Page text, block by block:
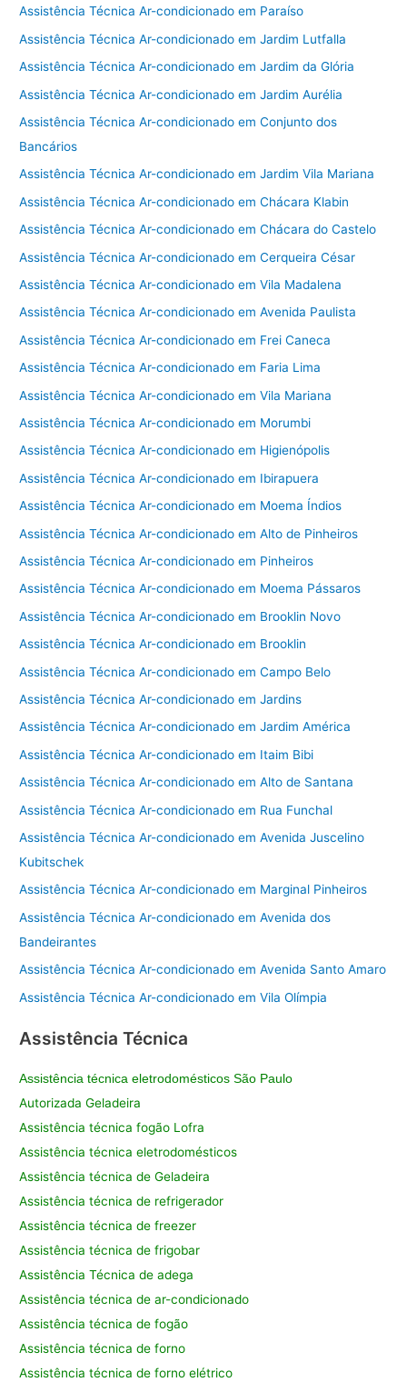
Assistência Técnica Ar-condicionado em Paraíso
Assistência Técnica Ar-condicionado em Jardim Lutfalla
Assistência Técnica Ar-condicionado em Jardim da Glória
Assistência Técnica Ar-condicionado em Jardim Aurélia
Assistência Técnica Ar-condicionado em Conjunto dos
Bancários
Assistência Técnica Ar-condicionado em Jardim Vila Mariana
Assistência Técnica Ar-condicionado em Chácara Klabin
Assistência Técnica Ar-condicionado em Chácara do Castelo
Assistência Técnica Ar-condicionado em Cerqueira César
Assistência Técnica Ar-condicionado em Vila Madalena
Assistência Técnica Ar-condicionado em Avenida Paulista
Assistência Técnica Ar-condicionado em Frei Caneca
Assistência Técnica Ar-condicionado em Faria Lima
Assistência Técnica Ar-condicionado em Vila Mariana
Assistência Técnica Ar-condicionado em Morumbi
Assistência Técnica Ar-condicionado em Higienópolis
Assistência Técnica Ar-condicionado em Ibirapuera
Assistência Técnica Ar-condicionado em Moema Índios
Assistência Técnica Ar-condicionado em Alto de Pinheiros
Assistência Técnica Ar-condicionado em Pinheiros
Assistência Técnica Ar-condicionado em Moema Pássaros
Assistência Técnica Ar-condicionado em Brooklin Novo
Assistência Técnica Ar-condicionado em Brooklin
Assistência Técnica Ar-condicionado em Campo Belo
Assistência Técnica Ar-condicionado em Jardins
Assistência Técnica Ar-condicionado em Jardim América
Assistência Técnica Ar-condicionado em Itaim Bibi
Assistência Técnica Ar-condicionado em Alto de Santana
Assistência Técnica Ar-condicionado em Rua Funchal
Assistência Técnica Ar-condicionado em Avenida Juscelino
Kubitschek
Assistência Técnica Ar-condicionado em Marginal Pinheiros
Assistência Técnica Ar-condicionado em Avenida dos
Bandeirantes
Assistência Técnica Ar-condicionado em Avenida Santo Amaro
Assistência Técnica Ar-condicionado em Vila Olímpia
Assistência Técnica
Assistência técnica eletrodomésticos São Paulo
Autorizada Geladeira
Assistência técnica fogão Lofra
Assistência técnica eletrodomésticos
Assistência técnica de Geladeira
Assistência técnica de refrigerador
Assistência técnica de freezer
Assistência técnica de frigobar
Assistência Técnica de adega
Assistência técnica de ar-condicionado
Assistência técnica de fogão
Assistência técnica de forno
Assistência técnica de forno elétrico